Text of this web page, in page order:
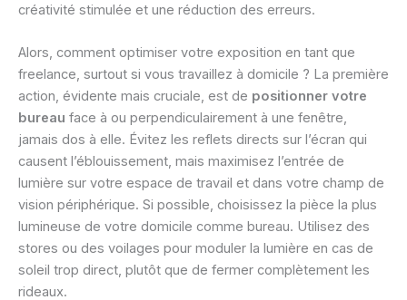
créativité stimulée et une réduction des erreurs.
Alors, comment optimiser votre exposition en tant que
freelance, surtout si vous travaillez à domicile ? La première
action, évidente mais cruciale, est de positionner votre
bureau face à ou perpendiculairement à une fenêtre,
jamais dos à elle. Évitez les reflets directs sur l’écran qui
causent l’éblouissement, mais maximisez l’entrée de
lumière sur votre espace de travail et dans votre champ de
vision périphérique. Si possible, choisissez la pièce la plus
lumineuse de votre domicile comme bureau. Utilisez des
stores ou des voilages pour moduler la lumière en cas de
soleil trop direct, plutôt que de fermer complètement les
rideaux.